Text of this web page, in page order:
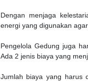
Dengan menjaga
energi yang digunakan
Pengelola Gedung juga
Ada 2 jenis biaya yang
Jumlah biaya yang harus